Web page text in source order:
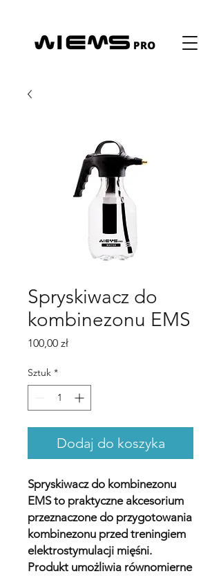
Spryskiwacz do
kombinezonu EMS
100,00 złCena
Sztuk *
Dodaj do koszyka
Spryskiwacz do kombinezonu
EMS to praktyczne akcesorium
przeznaczone do przygotowania
kombinezonu przed treningiem
elektrostymulacji mięśni.
Produkt umożliwia równomierne